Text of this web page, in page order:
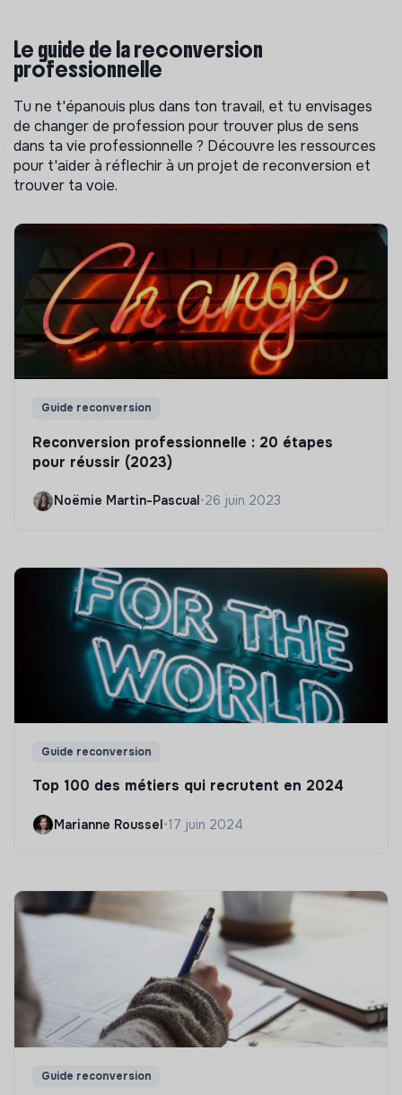
Le guide de la reconversion
professionnelle
Tu ne t'épanouis plus dans ton travail, et tu envisages
de changer de profession pour trouver plus de sens
dans ta vie professionnelle ? Découvre les ressources
pour t'aider à réflechir à un projet de reconversion et
trouver ta voie.
Guide reconversion
Reconversion professionnelle : 20 étapes
pour réussir (2023)
Noëmie Martin-Pascual•26 juin 2023
Guide reconversion
Top 100 des métiers qui recrutent en 2024
Marianne Roussel•17 juin 2024
Guide reconversion